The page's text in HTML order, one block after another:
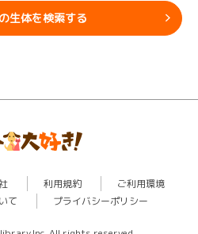
生体を検索する
利用規約
ご利用環境
て
プライバシーポリシー